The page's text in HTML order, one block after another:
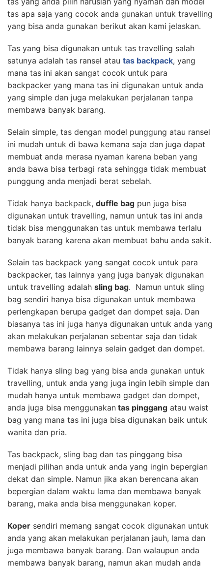
tas apa saja yang cocok anda gunakan untuk travelling
yang bisa anda gunakan berikut akan kami jelaskan.
Tas yang bisa digunakan untuk tas travelling salah
satunya adalah tas ransel atau tas backpack, yang
mana tas ini akan sangat cocok untuk para
backpacker yang mana tas ini digunakan untuk anda
yang simple dan juga melakukan perjalanan tanpa
membawa banyak barang.
Selain simple, tas dengan model punggung atau ransel
ini mudah untuk di bawa kemana saja dan juga dapat
membuat anda merasa nyaman karena beban yang
anda bawa bisa terbagi rata sehingga tidak membuat
punggung anda menjadi berat sebelah.
Tidak hanya backpack, duffle bag pun juga bisa
digunakan untuk travelling, namun untuk tas ini anda
tidak bisa menggunakan tas untuk membawa terlalu
banyak barang karena akan membuat bahu anda sakit.
Selain tas backpack yang sangat cocok untuk para
backpacker, tas lainnya yang juga banyak digunakan
untuk travelling adalah sling bag. Namun untuk sling
bag sendiri hanya bisa digunakan untuk membawa
perlengkapan berupa gadget dan dompet saja. Dan
biasanya tas ini juga hanya digunakan untuk anda yang
akan melakukan perjalanan sebentar saja dan tidak
membawa barang lainnya selain gadget dan dompet.
Tidak hanya sling bag yang bisa anda gunakan untuk
travelling, untuk anda yang juga ingin lebih simple dan
mudah hanya untuk membawa gadget dan dompet,
anda juga bisa menggunakan tas pinggang atau waist
bag yang mana tas ini juga bisa digunakan baik untuk
wanita dan pria.
Tas backpack, sling bag dan tas pinggang bisa
menjadi pilihan anda untuk anda yang ingin bepergian
dekat dan simple. Namun jika akan berencana akan
bepergian dalam waktu lama dan membawa banyak
barang, maka anda bisa menggunakan koper.
Koper sendiri memang sangat cocok digunakan untuk
anda yang akan melakukan perjalanan jauh, lama dan
juga membawa banyak barang. Dan walaupun anda
membawa banyak barang, namun akan mudah anda